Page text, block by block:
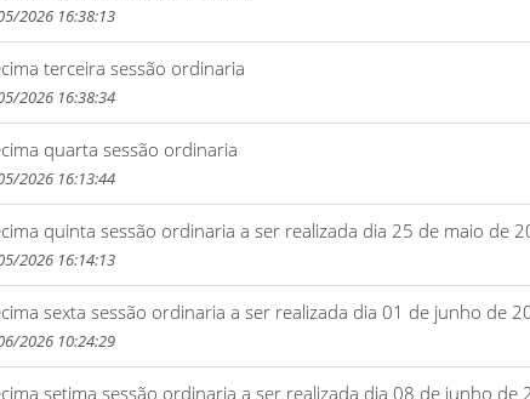
2026 16:38:13
terceira sessão ordinaria
2026 16:38:34
quarta sessão ordinaria
2026 16:13:44
quinta sessão ordinaria a ser realizada dia 25 de maio de
2026 16:14:13
sexta sessão ordinaria a ser realizada dia 01 de junho de
2026 10:24:29
setima sessão ordinaria a ser realizada dia 08 de junho de